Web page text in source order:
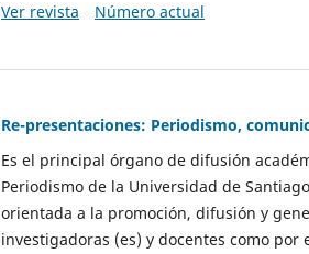
Ver revista
Número actual
Re-presentaciones: Periodismo,
Es el principal órgano de difusión
Periodismo de la Universidad de
orientada a la promoción, difusión y
investigadoras (es) y docentes como